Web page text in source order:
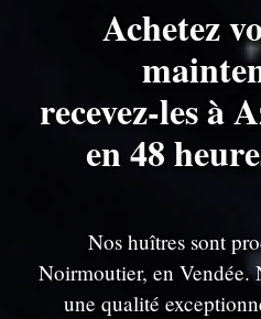
Achetez
recevez-les à
en 48
Nos huîtres sont
Noirmoutier, en Vendée.
une qualité